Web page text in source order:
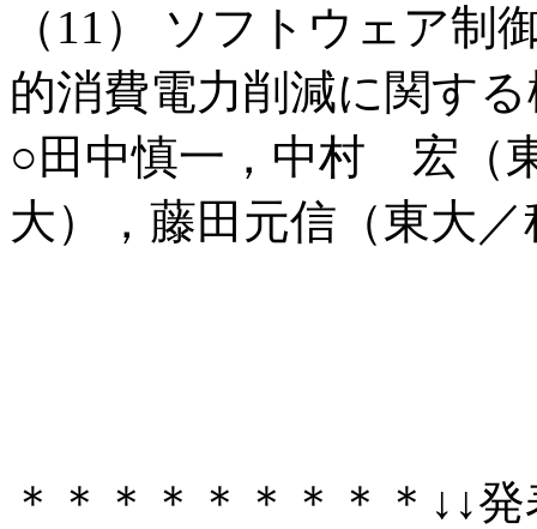
（11） ソフトウェア
的消費電力削減に関す
○田中慎一，中村 宏（
大），藤田元信（東大
＊＊＊＊＊＊＊＊＊↓↓